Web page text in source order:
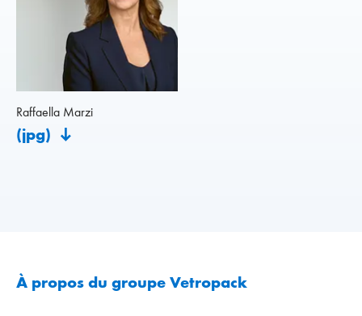
Raffaella Marzi
(jpg)
À propos du groupe Vetropack